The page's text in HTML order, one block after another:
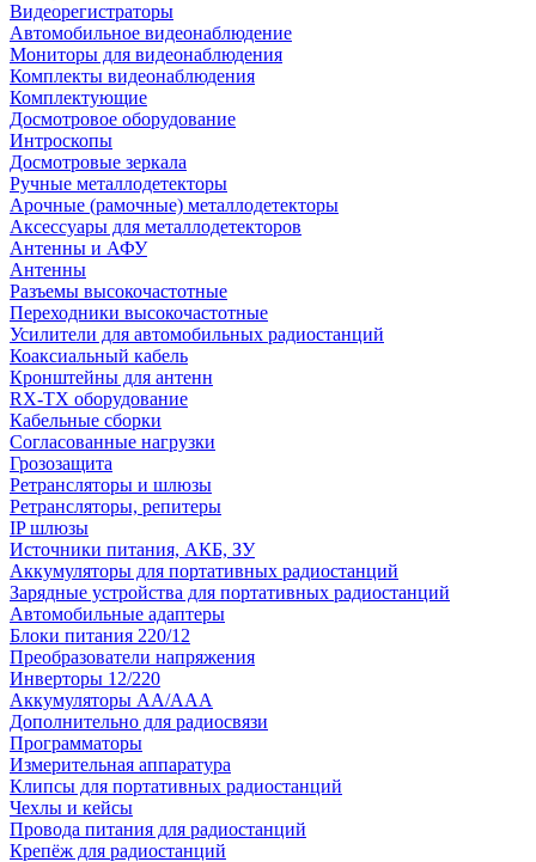
Видеорегистраторы
Автомобильное видеонаблюдение
Мониторы для видеонаблюдения
Комплекты видеонаблюдения
Комплектующие
Досмотровое оборудование
Интроскопы
Досмотровые зеркала
Ручные металлодетекторы
Арочные (рамочные) металлодетекторы
Аксессуары для металлодетекторов
Антенны и АФУ
Антенны
Разъемы высокочастотные
Переходники высокочастотные
Усилители для автомобильных радиостанций
Коаксиальный кабель
Кронштейны для антенн
RX-TX оборудование
Кабельные сборки
Согласованные нагрузки
Грозозащита
Ретрансляторы и шлюзы
Ретрансляторы, репитеры
IP шлюзы
Источники питания, АКБ, ЗУ
Аккумуляторы для портативных радиостанций
Зарядные устройства для портативных радиостанций
Автомобильные адаптеры
Блоки питания 220/12
Преобразователи напряжения
Инверторы 12/220
Аккумуляторы АА/ААА
Дополнительно для радиосвязи
Программаторы
Измерительная аппаратура
Клипсы для портативных радиостанций
Чехлы и кейсы
Провода питания для радиостанций
Крепёж для радиостанций